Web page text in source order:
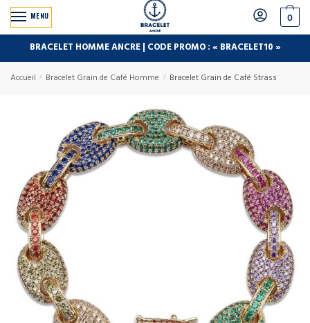
MENU 0
BRACELET HOMME ANCRE | CODE PROMO : « BRACELET10 »
Accueil / Bracelet Grain de Café Homme / Bracelet Grain de Café Strass